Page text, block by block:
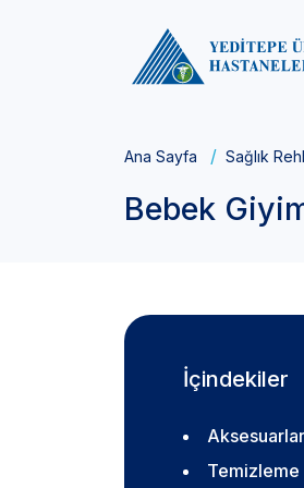
Ana Sayfa Sağlık
Bebek
İçindekiler
Temizleme